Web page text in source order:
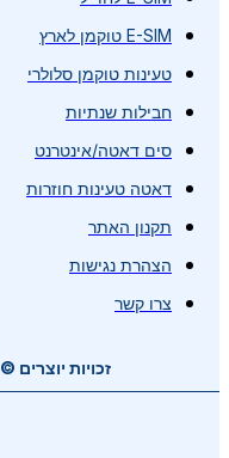
E-SIM טוקמן לארץ
טעינות טוקמן סלולרי
חבילות שנתיות
סים דאטה/אינטרנט
דאטה טעינות חוזרות
תקנון האתר
הצהרת נגישות
צרו קשר
זכויות יוצרים © 2024 כל הזכויות שמורות